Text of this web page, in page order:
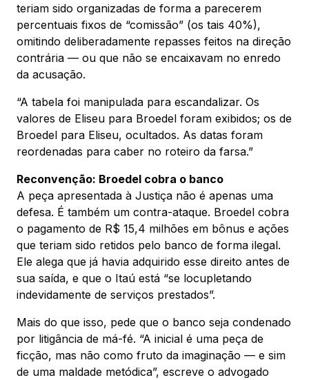
teriam sido organizadas de forma a parecerem
percentuais fixos de “comissão” (os tais 40%),
omitindo deliberadamente repasses feitos na direção
contrária — ou que não se encaixavam no enredo
da acusação.
“A tabela foi manipulada para escandalizar. Os
valores de Eliseu para Broedel foram exibidos; os de
Broedel para Eliseu, ocultados. As datas foram
reordenadas para caber no roteiro da farsa.”
Reconvenção: Broedel cobra o banco
A peça apresentada à Justiça não é apenas uma
defesa. É também um contra-ataque. Broedel cobra
o pagamento de R$ 15,4 milhões em bônus e ações
que teriam sido retidos pelo banco de forma ilegal.
Ele alega que já havia adquirido esse direito antes de
sua saída, e que o Itaú está “se locupletando
indevidamente de serviços prestados”.
Mais do que isso, pede que o banco seja condenado
por litigância de má-fé. “A inicial é uma peça de
ficção, mas não como fruto da imaginação — e sim
de uma maldade metódica”, escreve o advogado